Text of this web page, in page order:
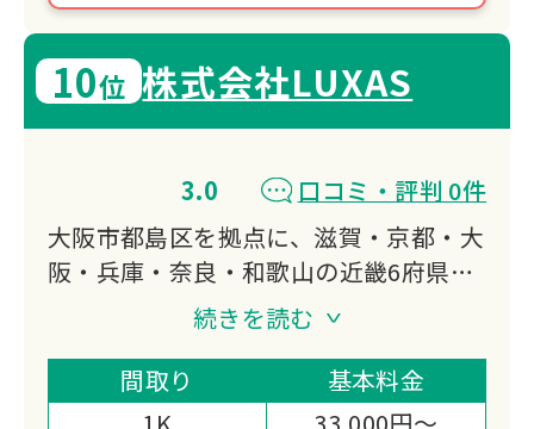
10位 株式会社LUXAS
3.0
口コミ・評判 0件
大阪市都島区を拠点に、滋賀・京都・大
阪・兵庫・奈良・和歌山の近畿6府県で
遺品整理・生前整理・特殊清掃に対応し
遺品整理士が在籍し、デジタル遺品整理
にも対応。
続きを読む
間取り
基本料金